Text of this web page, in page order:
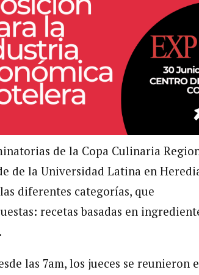
de la Copa Culinaria
de la Universidad Latina en
diferentes categorías, que
recetas basadas en
las 7am, los jueces se reunieron